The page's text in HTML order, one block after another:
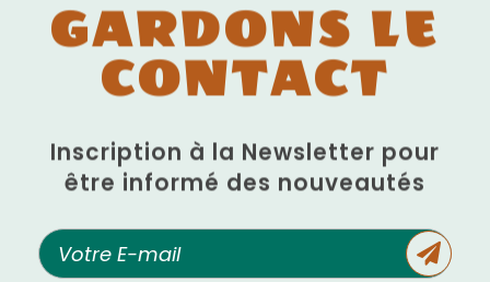
GARDONS LE
CONTACT
Inscription à la Newsletter pour
être informé des nouveautés